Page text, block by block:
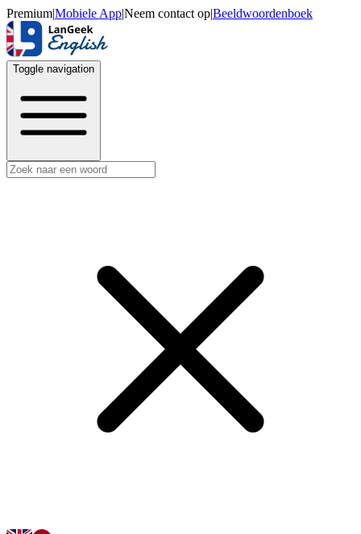
Premium|Mobiele App|Neem contact op|Beeldwoordenboek
Toggle navigation